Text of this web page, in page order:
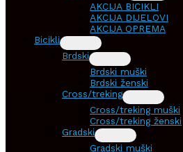
AKCIJA BICIKLI
AKCIJA DIJELOVI
AKCIJA OPREMA
Bicikli
Brdski
Brdski muški
Brdski ženski
Cross/treking
Cross/treking muški
Cross/treking ženski
Gradski
Gradski muški